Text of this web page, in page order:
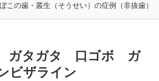
この歯・叢生（そうせい）の症例（非抜歯）
ガタガタ 口ゴボ ガ
ビザライン